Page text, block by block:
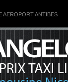
AEROPORT ANTIBES